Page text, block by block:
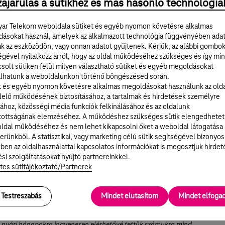
cash flow éves szinten 49,3 milliárd forinttal, 86,0 milliárd forintra nőtt
a ViDaNet értékesítésből befolyt cash flow következtében.
negyedévében a Magyar Telekom 90,9 milliárd forint osztalékot
valamint 39,1 milliárd forintot részvény visszavásárlás keretében juttatott
és részvény visszavásárlás ellenére, a nettó adósság EBITDA
0,95-szörös szinten állt 2025. június végén.
a Magyar Telekom vezérigazgatója, elmondta:
negyedévében jelentős előrelépést tettünk stratégiai célunk
egyre több ügyfelünk számára biztosítsuk a gigabites
vezetékes, mind mobil hálózatainkon.
optikai hálózatunk lefedettségét és fejlesztéseket hajtottunk
is – növeltük kapacitását és elértük, hogy
arányos 5G lefedettségünk elérje a 86%-ot. Ezek a hálózati
fejlesztések továbbra is alapvető fontosságúak a növekedés
és ahhoz, hogy minél több ügyfél igényeinek meg tudjunk
ügyfeleink megtapasztalhassák kiváló hálózataink nyújtotta
a sütikhez és más hasonló
Telekom weboldala sütiket és egyéb nyomon követésre alkalmas
használ, amelyek az alkalmazott technológia függvényében
az eszközödön, vagy onnan adatot gyűjtenek. Kérjük, az alábbi
nyilatkozz arról, hogy az oldal működéséhez szükséges és így
sütiken felül milyen választható sütiket és egyéb megoldásokat
a weboldalunkon történő böngészésed során.
és egyéb nyomon követésre alkalmas megoldásokat használunk az
működésének biztosításához, a tartalmak és hirdetések személyre
közösségi média funkciók felkínálásához és az oldalunk
elemzéséhez. A működéshez szükséges sütik
működéséhez és nem lehet kikapcsolni őket a weboldal látogatása
A statisztikai, vagy marketing célú sütik segítségével bizonyos
az oldalhasználattal kapcsolatos információkat is megosztjuk
szolgáltatásokat nyújtó partnereinkkel.
sütitájékoztató/Partnerek
Testreszabás Mindet elutasítom Mindet